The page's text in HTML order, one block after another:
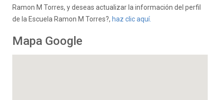
Ramon M Torres, y deseas actualizar la información del perfil
de la Escuela Ramon M Torres?, haz clic aquí.
Mapa Google